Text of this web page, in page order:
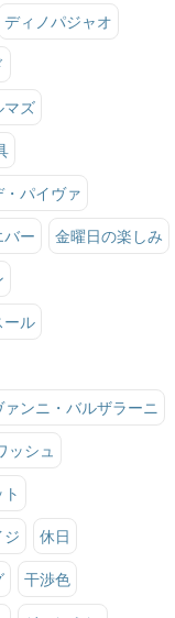
ディノパジャオ
マズ
パイヴァ
バー 金曜日の楽しみ
ール
ァンニ・バルザラーニ
ッシュ
ジ 休日
干渉色